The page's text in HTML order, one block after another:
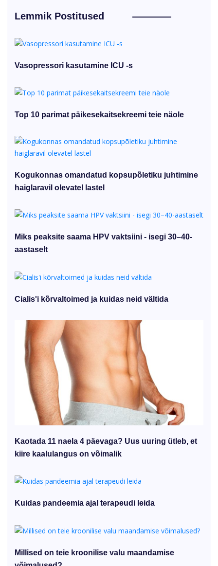
Lemmik Postitused
Vasopressori kasutamine ICU -s
Top 10 parimat päikesekaitsekreemi teie näole
Kogukonnas omandatud kopsupõletiku juhtimine
haiglaravil olevatel lastel
Miks peaksite saama HPV vaktsiini - isegi 30–40-
aastaselt
Cialis'i kõrvaltoimed ja kuidas neid vältida
Kaotada 11 naela 4 päevaga? Uus uuring ütleb, et
kiire kaalulangus on võimalik
Kuidas pandeemia ajal terapeudi leida
Millised on teie kroonilise valu maandamise